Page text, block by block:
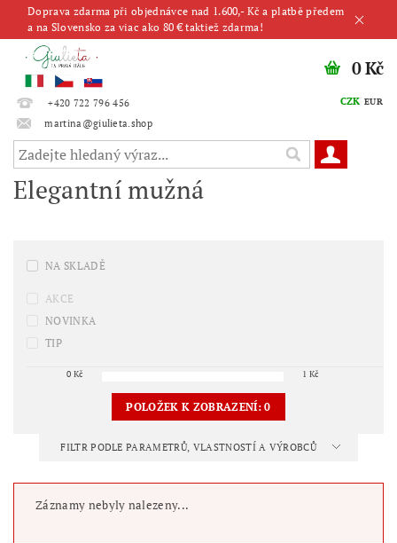
Doprava zdarma při objednávce nad 1.600,- Kč a platbě předem
a na Slovensko za viac ako 80 € taktiež zdarma!
+420 722 796 456
martina@giulieta.shop
CZK EUR
0 Kč
Elegantní mužná
NA SKLADĚ
AKCE
NOVINKA
TIP
0 Kč 1 Kč
POLOŽEK K ZOBRAZENÍ:0
FILTR PODLE PARAMETRŮ, VLASTNOSTÍ A VÝROBCŮ
Záznamy nebyly nalezeny...